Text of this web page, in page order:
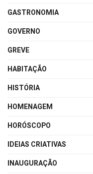
GASTRONOMIA
GOVERNO
GREVE
HABITAÇÃO
HISTÓRIA
HOMENAGEM
HORÓSCOPO
IDEIAS CRIATIVAS
INAUGURAÇÃO